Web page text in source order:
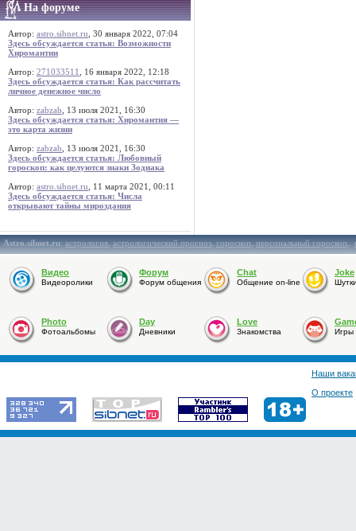
На форуме
Автор: astro.sibnet.ru , 30 января 2022, 07:04
Здесь обсуждается статья: Возможности
Хиромантии
Автор: 271033511
, 16 января 2022, 12:18
Здесь обсуждается статья: Как рассчитать
личное денежное число
Автор: zabzab , 13 июля 2021, 16:30
Здесь обсуждается статья: Хиромантия —
это карта жизни
Автор: zabzab , 13 июля 2021, 16:30
Здесь обсуждается статья: Любовный
гороскоп: как целуются знаки Зодиака
Автор: astro.sibnet.ru , 11 марта 2021, 00:11
Здесь обсуждается статья: Числа
открывают тайны мироздания
Astro.sibnet.ru:астрология,астрологический прогноз,гороскоп,персональный гороскоп,
Видео
Видеоролики
Форум
Форум общения
Chat
Общение on-line
Joke
Photo
Фотоальбомы
Day
Дневники
Love
Знакомства Игры
Наши
О проекте